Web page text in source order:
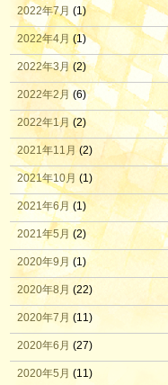
2022年7月 (1)
2022年4月 (1)
2022年3月(2)
2022年2月 (6)
2022年1月 (2)
2021年11月 (2)
2021年10月 (1)
2021年6月 (1)
2021年5月 (2)
2020年9月 (1)
2020年8月 (22)
2020年7月 (11)
2020年6月 (27)
2020年5月 (11)